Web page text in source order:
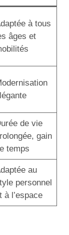
à tous
âges et
de vie
gain
temps
au
personnel
à l’espace